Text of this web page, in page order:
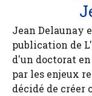
Jean Delaunay
publication de
d'un doctorat
par les enjeux
décidé de créer